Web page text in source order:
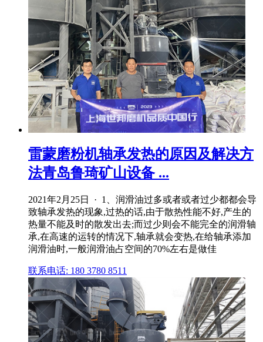
雷蒙磨粉机轴承发热的原因及解决方
法青岛鲁琦矿山设备 ...
2021年2月25日 · 1、润滑油过多或者或者过少都都会导
致轴承发热的现象,过热的话,由于散热性能不好,产生的
热量不能及时的散发出去;而过少则会不能完全的润滑轴
承,在高速的运转的情况下,轴承就会变热,在给轴承添加
润滑油时,一般润滑油占空间的70%左右是做佳
联系电话: 180 3780 8511